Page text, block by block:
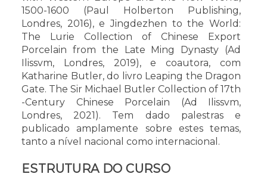
1500-1600 (Paul Holberton Publishing,
Londres, 2016), e Jingdezhen to the World:
The Lurie Collection of Chinese Export
Porcelain from the Late Ming Dynasty (Ad
Ilissvm, Londres, 2019), e coautora, com
Katharine Butler, do livro Leaping the Dragon
Gate. The Sir Michael Butler Collection of 17th
-Century Chinese Porcelain (Ad Ilissvm,
Londres, 2021). Tem dado palestras e
publicado amplamente sobre estes temas,
tanto a nível nacional como internacional.
ESTRUTURA DO CURSO